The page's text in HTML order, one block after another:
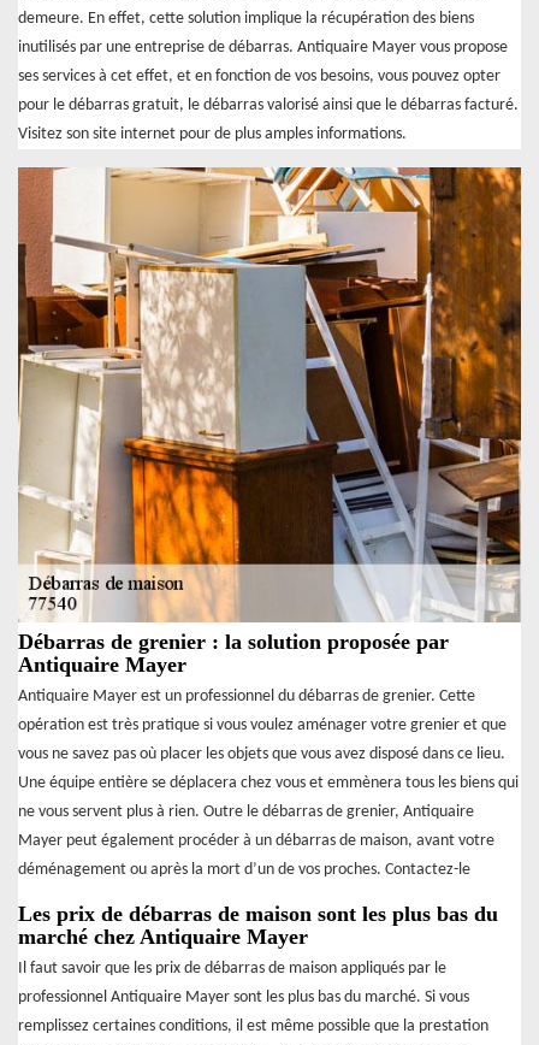
demeure. En effet, cette solution implique la récupération des biens
inutilisés par une entreprise de débarras. Antiquaire Mayer vous propose
ses services à cet effet, et en fonction de vos besoins, vous pouvez opter
pour le débarras gratuit, le débarras valorisé ainsi que le débarras facturé.
Visitez son site internet pour de plus amples informations.
Débarras de grenier : la solution proposée par
Antiquaire Mayer
Antiquaire Mayer est un professionnel du débarras de grenier. Cette
opération est très pratique si vous voulez aménager votre grenier et que
vous ne savez pas où placer les objets que vous avez disposé dans ce lieu.
Une équipe entière se déplacera chez vous et emmènera tous les biens qui
ne vous servent plus à rien. Outre le débarras de grenier, Antiquaire
Mayer peut également procéder à un débarras de maison, avant votre
déménagement ou après la mort d’un de vos proches. Contactez-le
Les prix de débarras de maison sont les plus bas du
marché chez Antiquaire Mayer
Il faut savoir que les prix de débarras de maison appliqués par le
professionnel Antiquaire Mayer sont les plus bas du marché. Si vous
remplissez certaines conditions, il est même possible que la prestation